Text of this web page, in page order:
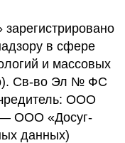
в сфере
и массовых
Св-во Эл № ФС
ООО
— ООО «Досуг-
данных)